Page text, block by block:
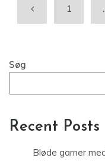
1
Søg
Recent Posts
Bløde garner